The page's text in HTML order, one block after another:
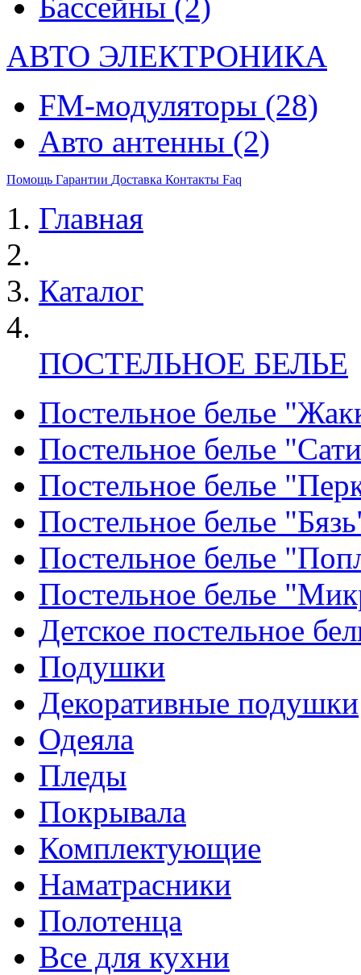
АВТО ЭЛЕКТРОНИКА
FM-модуляторы (28)
Авто антенны (2)
Помощь Гарантии Доставка Контакты Faq
Главная
Каталог
ПОСТЕЛЬНОЕ БЕЛЬЕ
Постельное белье
Постельное белье
Постельное белье
Постельное белье
Постельное белье
Постельное белье
Детское постельное
Подушки
Декоративные подушки
Одеяла
Пледы
Покрывала
Комплектующие
Наматрасники
Полотенца
Все для кухни